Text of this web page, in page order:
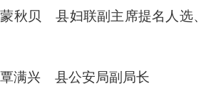
贝县妇联副主席提名人选、
兴 县公安局副局长